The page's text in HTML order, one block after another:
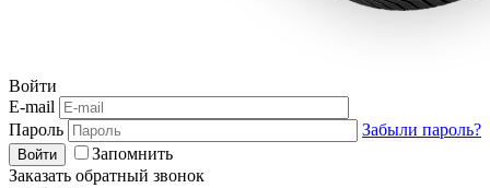
Войти
E-mail
Пароль
Забыли пароль?
Войти
Запомнить
Заказать обратный звонок